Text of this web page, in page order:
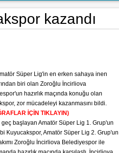
kazandı
Süper Lig'in en erken sahaya inen
biri olan Zoroğlu İncirliova
hazırlık maçında konuğu olan
zor mücadeleyi kazanmasını bildi.
İÇİN TIKLAYIN)
başlayan Amatör Süper Lig 1. Grup'un
Kuyucakspor, Amatör Süper Lig 2. Grup'un
Zoroğlu İncirliova Belediyespor ile